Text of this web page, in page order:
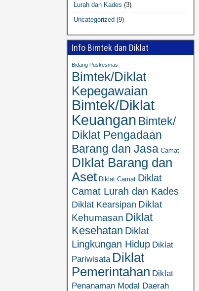
Lurah dan Kades (3)
Uncategorized (9)
Info Bimtek dan Diklat
Bidang Puskesmas
Bimtek/Diklat
Kepegawaian
Bimtek/Diklat
Keuangan Bimtek/
Diklat Pengadaan
Barang dan Jasa Camat
DIklat Barang dan
Aset Diklat Camat Diklat
Camat Lurah dan Kades
Diklat Kearsipan Diklat
Kehumasan Diklat
Kesehatan Diklat
Lingkungan Hidup Diklat
Pariwisata Diklat
Pemerintahan Diklat
Penanaman Modal Daerah